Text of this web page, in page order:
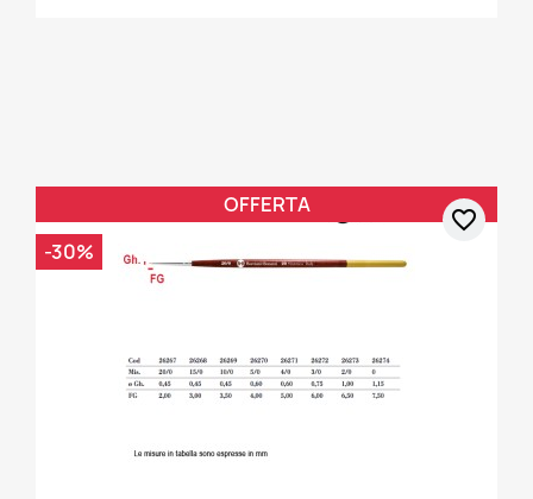
OFFERTA
-30%
favorite_border